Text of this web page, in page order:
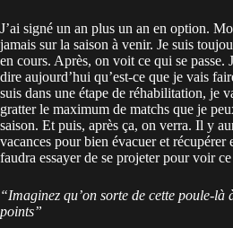
J’ai signé un an plus un an en option.
jamais sur la saison à venir. Je suis
en cours. Après, on voit ce qui se passe.
dire aujourd’hui qu’est-ce que je vais
suis dans une étape de réhabilitation, je
gratter le maximum de matchs que je
saison. Et puis, après ça, on verra. Il y
vacances pour bien évacuer et
faudra essayer de se projeter pour voir
“Imaginez qu’on sorte de cette poule-là
points”